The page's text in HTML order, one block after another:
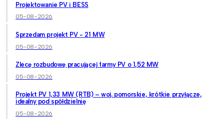
Projektowanie PV i BESS
05-08-2026
Sprzedam projekt PV - 21 MW
05-08-2026
Zlecę rozbudowę pracującej farmy PV o 1,52 MW
05-08-2026
Projekt PV 1,33 MW (RTB) – woj. pomorskie, krótkie przyłącze,
idealny pod spółdzielnię
05-08-2026